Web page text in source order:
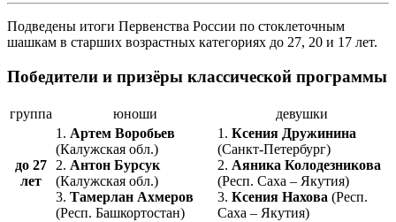
Подведены итоги Первенства России по стоклеточным
шашкам в старших возрастных категориях до 27, 20 и 17 лет.
Победители и призёры классической программы
группа юноши девушки
до 27
лет
1. Артем Воробьев
(Калужская обл.)
2. Антон Бурсук
(Калужская обл.)
3. Тамерлан Ахмеров
(Респ. Башкортостан)
1. Ксения Дружинина
(Санкт-Петербург)
2. Аяника Колодезникова
(Респ. Саха – Якутия)
3. Ксения Нахова (Респ.
Саха – Якутия)